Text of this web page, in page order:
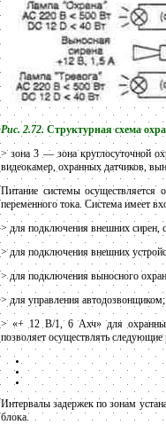
Рис. 2.72. Структурная схема
> зона 3 — зона круглосуточной
видеокамер, охранных датчиков,
Питание системы осуществляется
переменного тока. Система имеет
> для подключения внешних сирен,
> для подключения внешних
> для подключения выносного
> для управления автодозвонщиком;
> «+ 12 В/1, 6 Ахч» для охранных
позволяет осуществлять следующие
Интервалы задержек по зонам
блока.